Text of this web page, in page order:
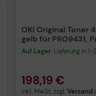
OKI Original Toner
gelb für PRO9431,
PRO9542
Auf Lager: Lieferung in
198,19 €
inkl. MwSt. zzgl. Versand